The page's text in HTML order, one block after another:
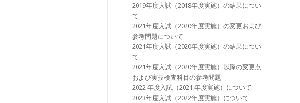
2019年度入試（2018年度実施）の結果につい
て
2021年度入試（2020年度実施）の変更および
参考問題について
2021年度入試（2020年度実施）の結果につい
て
2021年度入試（2020年度実施）以降の変更点
および実技検査科目の参考問題
2022 年度⼊試（2021 年度実施）について
2023年度⼊試（2022年度実施）について